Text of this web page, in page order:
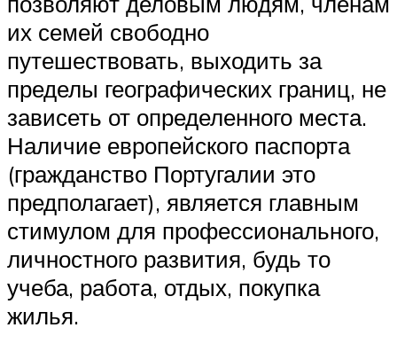
их семей свободно
путешествовать, выходить за
пределы географических границ, не
зависеть от определенного места.
Наличие европейского паспорта
(гражданство Португалии это
предполагает), является главным
стимулом для профессионального,
личностного развития, будь то
учеба, работа, отдых, покупка
жилья.